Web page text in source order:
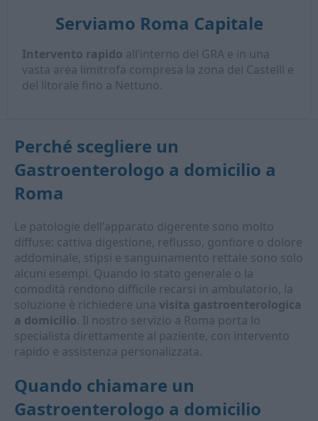
Serviamo Roma Capitale
Intervento rapido all’interno del GRA e in una
vasta area limitrofa compresa la zona dei Castelli e
del litorale fino a Nettuno.
Perché scegliere un
Gastroenterologo a domicilio a
Roma
Le patologie dell'apparato digerente sono molto
diffuse: cattiva digestione, reflusso, gonfiore o dolore
addominale, stipsi e sanguinamento rettale sono solo
alcuni esempi. Quando lo stato generale o la
comodità rendono difficile recarsi in ambulatorio, la
soluzione è richiedere una visita gastroenterologica
a domicilio. Il nostro servizio a Roma porta lo
specialista direttamente al paziente, con intervento
rapido e assistenza personalizzata.
Quando chiamare un
Gastroenterologo a domicilio